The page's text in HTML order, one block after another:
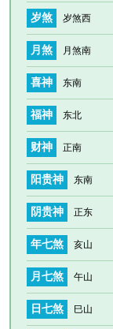
岁煞 岁煞西
月煞 月煞南
喜神 东南
福神 东北
财神 正南
阳贵神 东南
阴贵神 正东
年七煞 亥山
月七煞 午山
日七煞 巳山